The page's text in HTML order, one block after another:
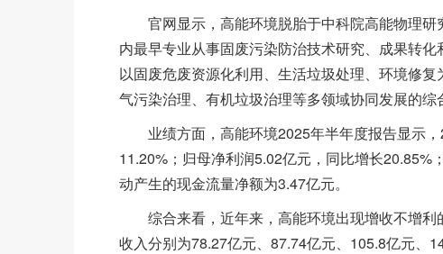
官网显示，高能环境脱胎于中科院高能物理研
内最早专业从事固废污染防治技术研究、成果转
以固废危废资源化利用、生活垃圾处理、环境修
气污染治理、有机垃圾治理等多领域协同发展的综
业绩方面，高能环境2025年半年度报告显示，
11.20%；归母净利润5.02亿元，同比增长
动产生的现金流量净额为3.47亿元。
综合来看，近年来，高能环境出现增收不增利
收入分别为78.27亿元、87.74亿元、105.8亿元、